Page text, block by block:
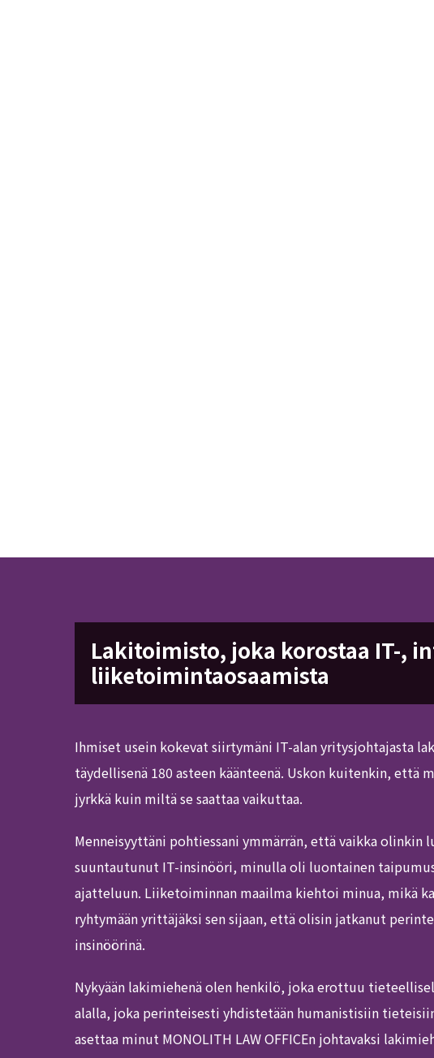
Lakitoimisto, joka korostaa IT-,
liiketoimintaosaamista
Ihmiset usein kokevat siirtymäni IT-alan yritysjohtajasta
täydellisenä 180 asteen käänteenä. Uskon kuitenkin, että
jyrkkä kuin miltä se saattaa vaikuttaa.
Menneisyyttäni pohtiessani ymmärrän, että vaikka olinkin
suuntautunut IT-insinööri, minulla oli luontainen
ajatteluun. Liiketoiminnan maailma kiehtoi minua, mikä
ryhtymään yrittäjäksi sen sijaan, että olisin jatkanut
insinöörinä.
Nykyään lakimiehenä olen henkilö, joka erottuu
alalla, joka perinteisesti yhdistetään humanistisiin
asettaa minut MONOLITH LAW OFFICEn johtavaksi